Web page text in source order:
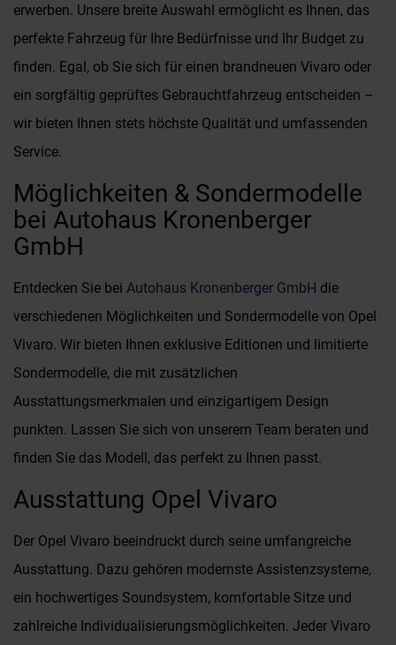
erwerben. Unsere breite Auswahl ermöglicht es Ihnen, das
perfekte Fahrzeug für Ihre Bedürfnisse und Ihr Budget zu
finden. Egal, ob Sie sich für einen brandneuen Vivaro oder
ein sorgfältig geprüftes Gebrauchtfahrzeug entscheiden –
wir bieten Ihnen stets höchste Qualität und umfassenden
Service.
Möglichkeiten & Sondermodelle
bei Autohaus Kronenberger
GmbH
Entdecken Sie bei Autohaus Kronenberger GmbH die
verschiedenen Möglichkeiten und Sondermodelle von Opel
Vivaro. Wir bieten Ihnen exklusive Editionen und limitierte
Sondermodelle, die mit zusätzlichen
Ausstattungsmerkmalen und einzigartigem Design
punkten. Lassen Sie sich von unserem Team beraten und
finden Sie das Modell, das perfekt zu Ihnen passt.
Ausstattung Opel Vivaro
Der Opel Vivaro beeindruckt durch seine umfangreiche
Ausstattung. Dazu gehören modernste Assistenzsysteme,
ein hochwertiges Soundsystem, komfortable Sitze und
zahlreiche Individualisierungsmöglichkeiten. Jeder Vivaro